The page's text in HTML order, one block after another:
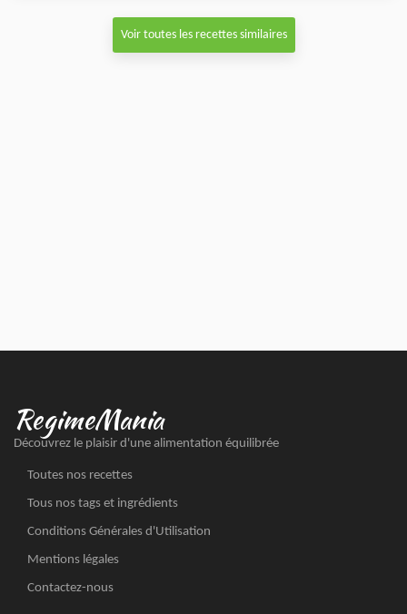
Voir toutes les recettes similaires
RegimeMania
Découvrez le plaisir d'une alimentation équilibrée
Toutes nos recettes
Tous nos tags et ingrédients
Conditions Générales d'Utilisation
Mentions légales
Contactez-nous